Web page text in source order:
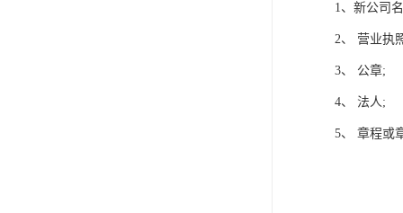
1、新公司
2、 营业执
3、 公章;
4、 法人;
5、 章程或